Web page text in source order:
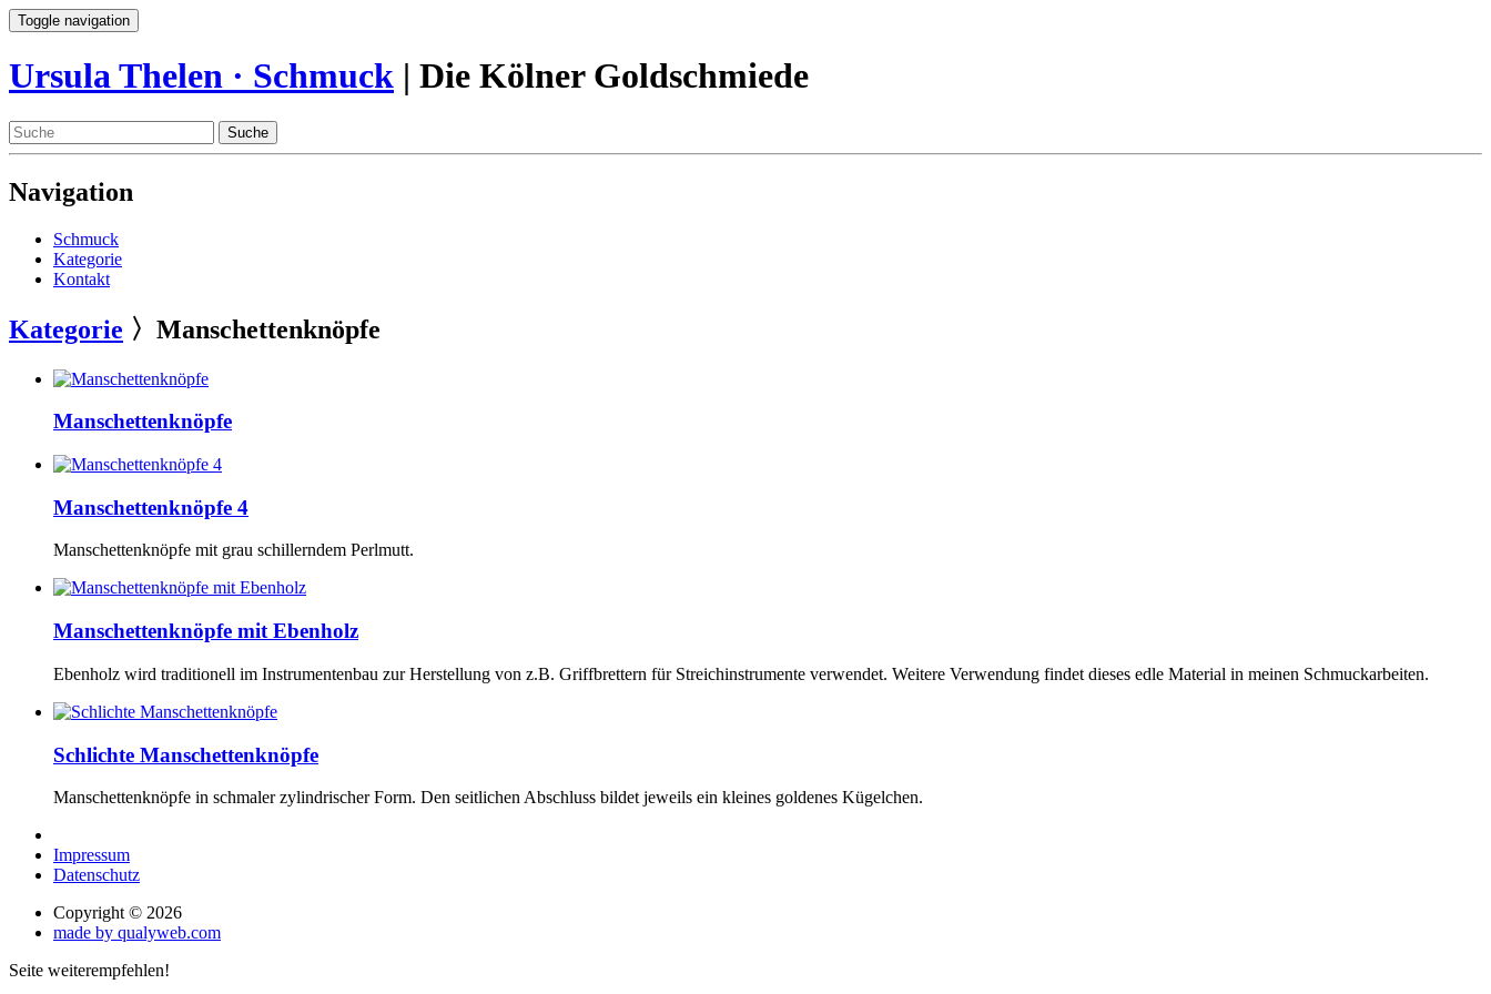
Toggle navigation
Ursula Thelen · Schmuck | Die Kölner Goldschmiede
Suche
Navigation
Schmuck
Kategorie
Kontakt
Kategorie 〉Manschettenknöpfe
Manschettenknöpfe
Manschettenknöpfe 4
Manschettenknöpfe mit grau schillerndem Perlmutt.
Manschettenknöpfe mit Ebenholz
Ebenholz wird traditionell im Instrumentenbau zur Herstellung von z.B. Griffbrettern für Streichinstrumente verwendet. Weitere Verwendung findet dieses edle Material in meinen Schmuckarbeiten.
Schlichte Manschettenknöpfe
Manschettenknöpfe in schmaler zylindrischer Form. Den seitlichen Abschluss bildet jeweils ein kleines goldenes Kügelchen.
Impressum
Datenschutz
Copyright © 2026
made by qualyweb.com
Seite weiterempfehlen!